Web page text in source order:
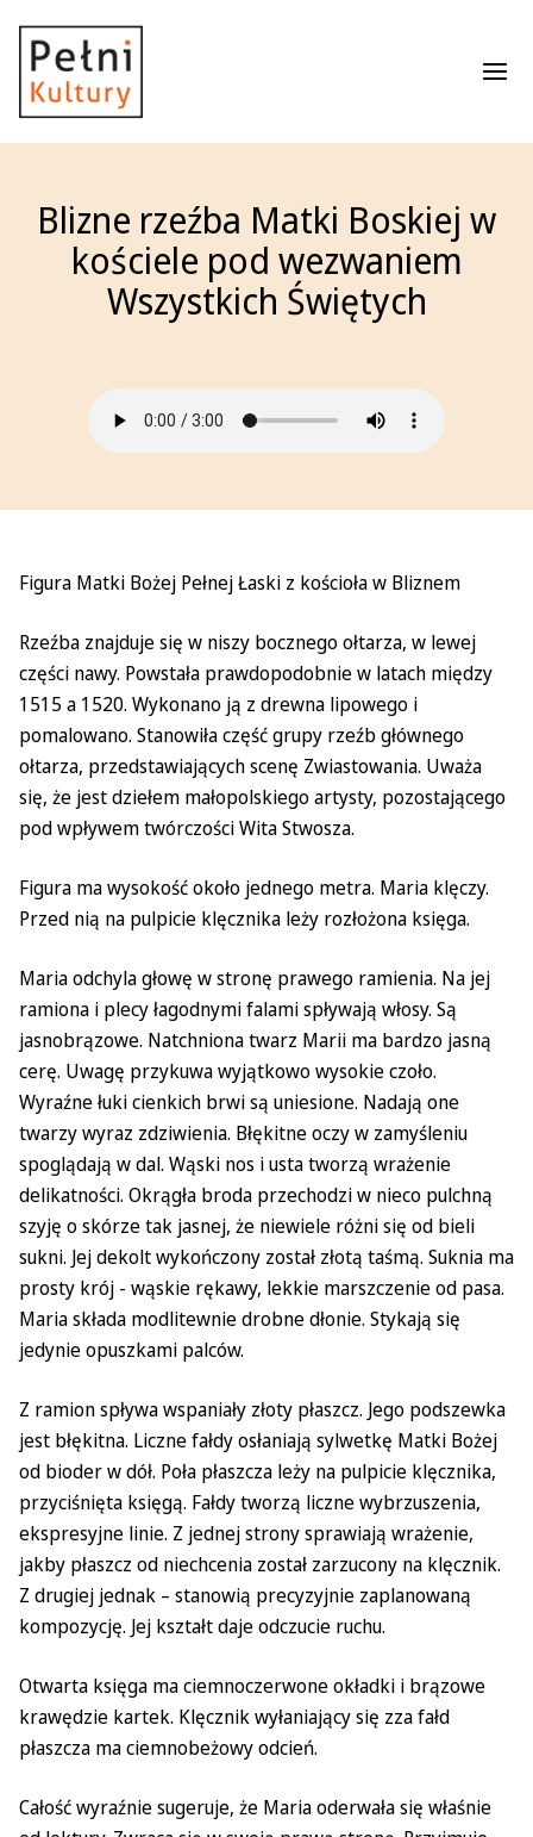
Blizne rzeźba Matki Boskiej w
kościele pod wezwaniem
Wszystkich Świętych
Figura Matki Bożej Pełnej Łaski z kościoła w Bliznem
Rzeźba znajduje się w niszy bocznego ołtarza, w lewej
części nawy. Powstała prawdopodobnie w latach między
1515 a 1520. Wykonano ją z drewna lipowego i
pomalowano. Stanowiła część grupy rzeźb głównego
ołtarza, przedstawiających scenę Zwiastowania. Uważa
się, że jest dziełem małopolskiego artysty, pozostającego
pod wpływem twórczości Wita Stwosza.
Figura ma wysokość około jednego metra. Maria klęczy.
Przed nią na pulpicie klęcznika leży rozłożona księga.
Maria odchyla głowę w stronę prawego ramienia. Na jej
ramiona i plecy łagodnymi falami spływają włosy. Są
jasnobrązowe. Natchniona twarz Marii ma bardzo jasną
cerę. Uwagę przykuwa wyjątkowo wysokie czoło.
Wyraźne łuki cienkich brwi są uniesione. Nadają one
twarzy wyraz zdziwienia. Błękitne oczy w zamyśleniu
spoglądają w dal. Wąski nos i usta tworzą wrażenie
delikatności. Okrągła broda przechodzi w nieco pulchną
szyję o skórze tak jasnej, że niewiele różni się od bieli
sukni. Jej dekolt wykończony został złotą taśmą. Suknia ma
prosty krój - wąskie rękawy, lekkie marszczenie od pasa.
Maria składa modlitewnie drobne dłonie. Stykają się
jedynie opuszkami palców.
Z ramion spływa wspaniały złoty płaszcz. Jego podszewka
jest błękitna. Liczne fałdy osłaniają sylwetkę Matki Bożej
od bioder w dół. Poła płaszcza leży na pulpicie klęcznika,
przyciśnięta księgą. Fałdy tworzą liczne wybrzuszenia,
ekspresyjne linie. Z jednej strony sprawiają wrażenie,
jakby płaszcz od niechcenia został zarzucony na klęcznik.
Z drugiej jednak – stanowią precyzyjnie zaplanowaną
kompozycję. Jej kształt daje odczucie ruchu.
Otwarta księga ma ciemnoczerwone okładki i brązowe
krawędzie kartek. Klęcznik wyłaniający się zza fałd
płaszcza ma ciemnobeżowy odcień.
Całość wyraźnie sugeruje, że Maria oderwała się właśnie